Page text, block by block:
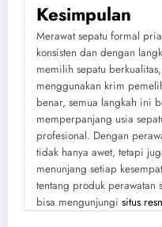
Kesimpulan
Merawat sepatu formal
konsisten dan dengan
memilih sepatu
menggunakan krim
benar, semua langkah ini
memperpanjang usia
profesional. Dengan
tidak hanya awet, tetapi
menunjang setiap
tentang produk perawatan
bisa mengunjungi situs